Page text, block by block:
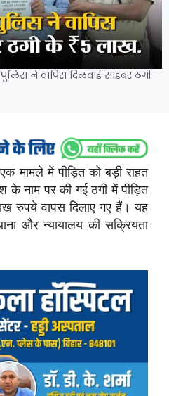
ने वापिस दिलवाई साइबर ठगी
मामले में पीड़ित को बड़ी राहत
के नाम पर की गई ठगी में पीड़ित
रुपये वापस दिलाए गए हैं। यह
और न्यायालय की सक्रियता